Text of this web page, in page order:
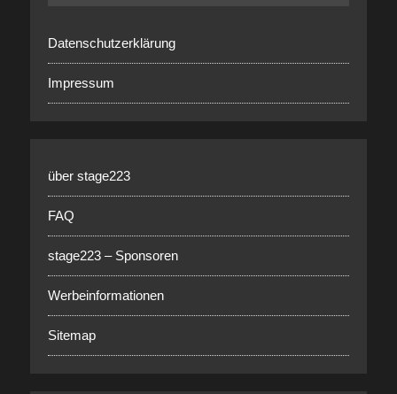
Datenschutzerklärung
Impressum
über stage223
FAQ
stage223 – Sponsoren
Werbeinformationen
Sitemap